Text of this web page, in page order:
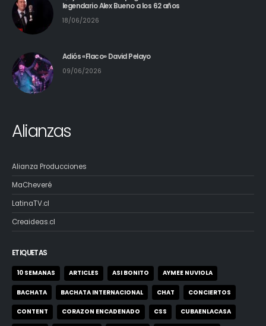
«¡Ay Dio’ mío!» Se apaga la voz caribeña: Fallece el
legendario Alex Bueno a los 62 años
Adiós «Flaco» David Pelayo
Alianzas
Alianza Producciones
MaCheveré
LatinaTV.cl
Creaideas.cl
10 SEMANAS ARTICLES ASI BONITO AYMEE NUVIOLA
BACHATA BACHATA INTERNACIONAL CHAT CONCIERTOS
CONTENT CORAZON ENCADENADO CSS CUBAENLACASA